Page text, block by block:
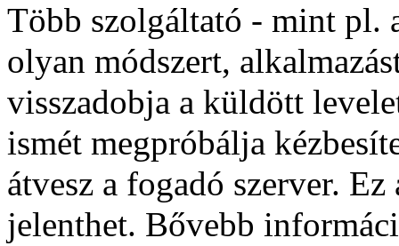
Több szolgáltató - mint pl.
olyan módszert,
visszadobja a küldött
ismét megpróbálja
átvesz a fogadó szerver.
jelenthet. Bővebb